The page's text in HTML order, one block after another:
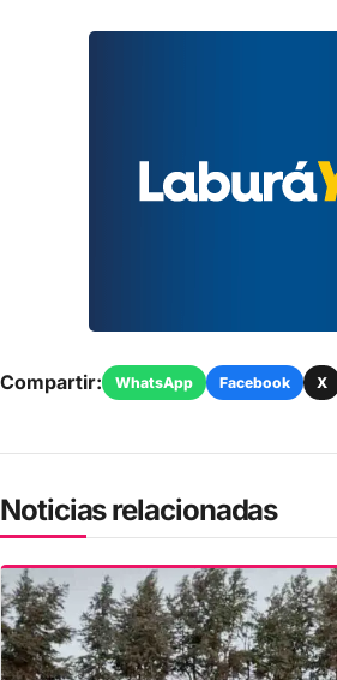
Compartir: WhatsApp Facebook X
Noticias relacionadas